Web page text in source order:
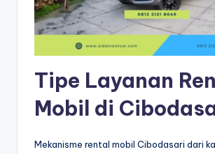
Tipe Layanan
Mobil di
Mekanisme rental mobil Cibodasari dari